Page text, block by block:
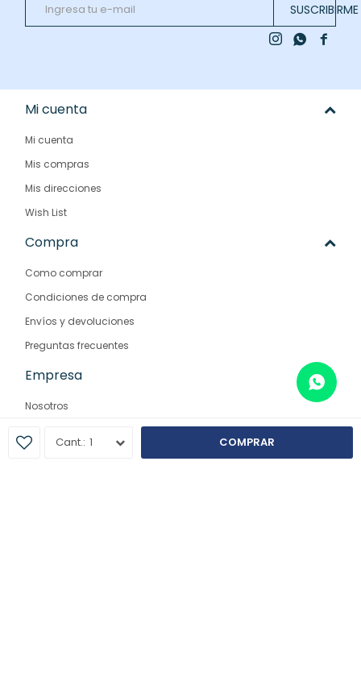
1 COMPRAR
SUSCRIBIRME

 
Mi cuenta
Mi cuenta
Mis compras
Mis direcciones
Wish List
Compra
Como comprar
Condiciones de compra
Envíos y devoluciones
Preguntas frecuentes
Empresa
Nosotros